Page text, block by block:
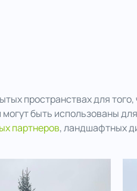
пространствах для
быть использованы
партнеров, ландшафтных